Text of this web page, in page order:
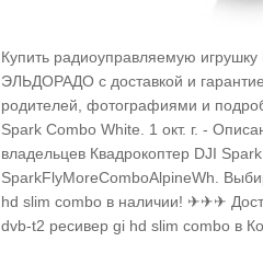
Купить радиоуправляемую
ЭЛЬДОРАДО с доставкой и
родителей, фотографиями и
Spark Combo White. 1 окт. г. -
владельцев Квадрокоптер DJI
SparkFlyMoreComboAlpineWh.
hd slim combo в наличии! ✈✈✈
dvb-t2 ресивер gi hd slim combo в